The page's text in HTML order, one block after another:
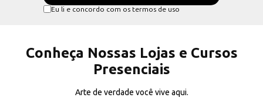
Eu li e concordo com os termos de uso
Conheça Nossas Lojas e Cursos
Presenciais
Arte de verdade você vive aqui.